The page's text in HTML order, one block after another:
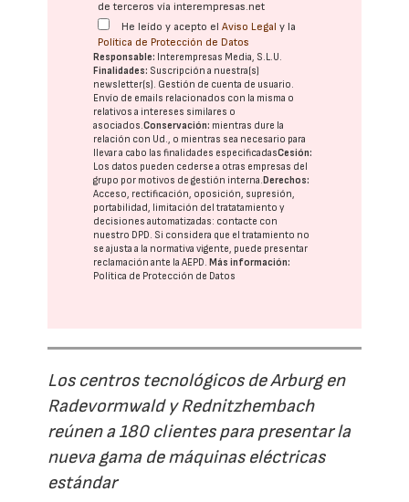
de terceros vía interempresas.net
He leído y acepto elAviso Legal y la
Política de Protección de Datos
Responsable: Interempresas Media, S.L.U.
Finalidades: Suscripción a nuestra(s)
newsletter(s). Gestión de cuenta de usuario.
Envío de emails relacionados con la misma o
relativos a intereses similares o
asociados.Conservación: mientras dure la
relación con Ud., o mientras sea necesario para
llevar a cabo las finalidades especificadasCesión:
Los datos pueden cederse a otras empresas del
grupo por motivos de gestión interna. Derechos:
Acceso, rectificación, oposición, supresión,
portabilidad, limitación del tratatamiento y
decisiones automatizadas: contacte con
nuestro DPD. Si considera que el tratamiento no
se ajusta a la normativa vigente, puede presentar
reclamación ante laAEPD. Más información:
Política de Protección de Datos
Los centros tecnológicos de Arburg en
Radevormwald y Rednitzhembach
reúnen a 180 clientes para presentar la
nueva gama de máquinas eléctricas
estándar